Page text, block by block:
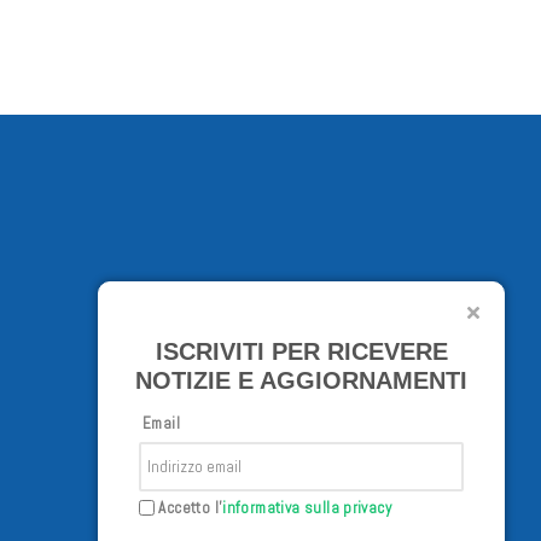
ISCRIVITI PER RICEVERE
NOTIZIE E AGGIORNAMENTI
Email
Accetto l'informativa sulla privacy